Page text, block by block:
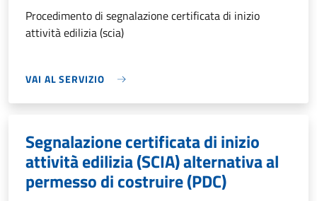
Procedimento di segnalazione certificata di inizio
attività edilizia (scia)
VAI AL SERVIZIO
Segnalazione certificata di inizio
attività edilizia (SCIA) alternativa al
permesso di costruire (PDC)